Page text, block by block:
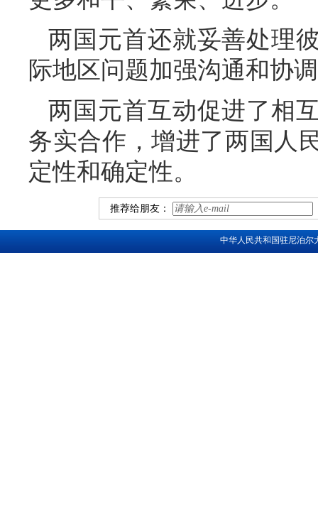
两国元首还就妥善处理
际地区问题加强沟通和协
两国元首互动促进了相
务实合作，增进了两国人
定性和确定性。
推荐给朋友：
中华人民共和国驻尼泊尔